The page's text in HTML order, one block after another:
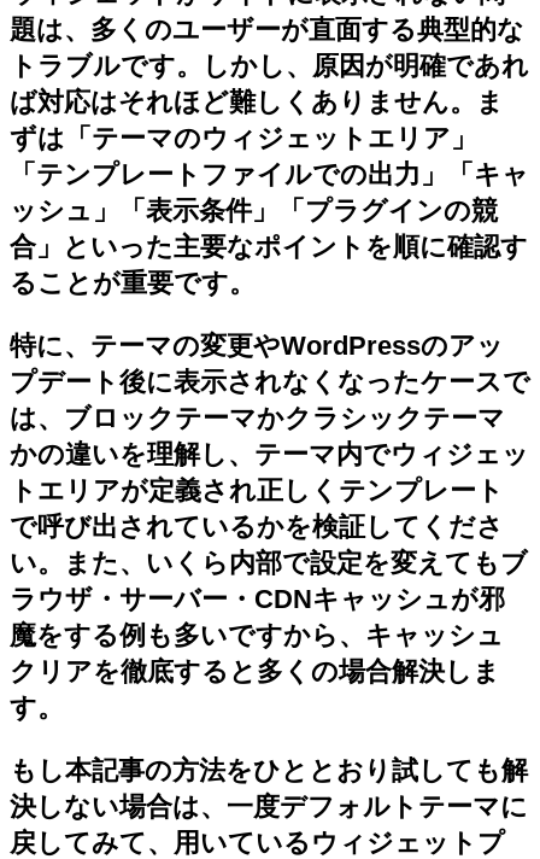
題は、多くのユーザーが直面する典型的な
トラブルです。しかし、原因が明確であれ
ば対応はそれほど難しくありません。ま
ずは「テーマのウィジェットエリア」
「テンプレートファイルでの出力」「キャ
ッシュ」「表示条件」「プラグインの競
合」といった主要なポイントを順に確認す
ることが重要です。
特に、テーマの変更やWordPressのアッ
プデート後に表示されなくなったケースで
は、ブロックテーマかクラシックテーマ
かの違いを理解し、テーマ内でウィジェッ
トエリアが定義され正しくテンプレート
で呼び出されているかを検証してくださ
い。また、いくら内部で設定を変えてもブ
ラウザ・サーバー・CDNキャッシュが邪
魔をする例も多いですから、キャッシュ
クリアを徹底すると多くの場合解決しま
す。
もし本記事の方法をひととおり試しても解
決しない場合は、一度デフォルトテーマに
戻してみて、用いているウィジェットプ